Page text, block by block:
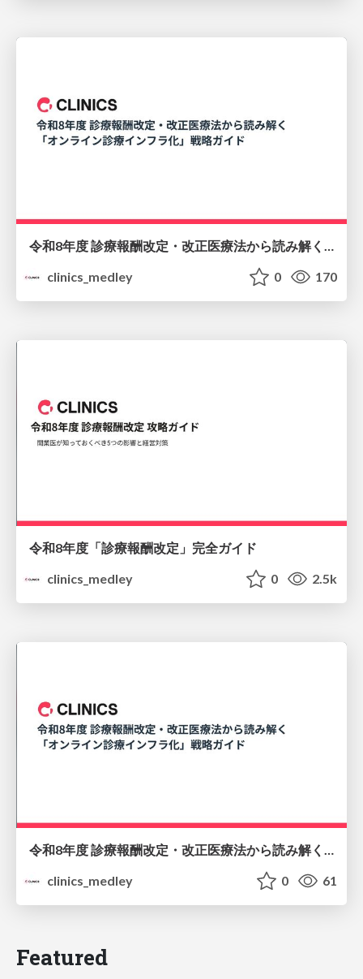
clinics_medley
0 170
令和8年度「診療報酬改定」完全ガイド
clinics_medley
0 2.5k
令和8年度 診療報酬改定・改正医療法から読み解く 「オンライン診療インフラ化」戦略ガイド
clinics_medley
0 61
Featured